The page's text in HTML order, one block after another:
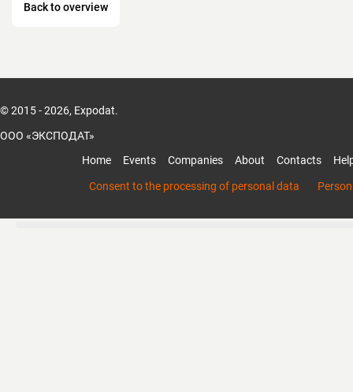
Back to overview
© 2015 - 2026, Expodat.
ООО «ЭКСПОДАТ»
Home
Events Companies About Contacts
Consent to the processing of personal data